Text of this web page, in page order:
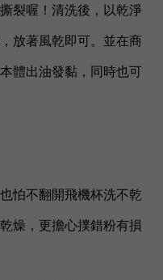
裂喔！清洗後，以乾淨
放著風乾即可。並在商
體出油發黏，同時也可
怕不翻開飛機杯洗不乾
燥，更擔心撲錯粉有損